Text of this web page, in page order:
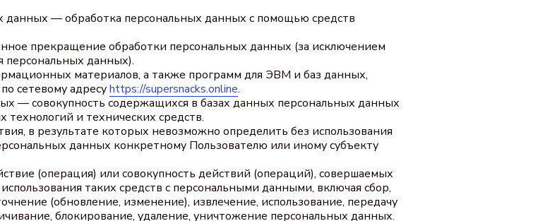
данных — обработка персональных данных с помощью средств
прекращение обработки персональных данных (за исключением
персональных данных).
материалов, а также программ для ЭВМ и баз данных,
сетевому адресуhttps://supersnacks.online.
— совокупность содержащихся в базах данных персональных данных
и технических средств.
в результате которых невозможно определить без использования
данных конкретному Пользователю или иному субъекту
(операция) или совокупность действий (операций), совершаемых
таких средств с персональными данными, включая сбор,
(обновление, изменение), извлечение, использование, передачу
блокирование, удаление, уничтожение персональных данных.